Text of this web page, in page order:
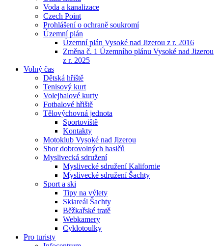
Voda a kanalizace
Czech Point
Prohlášení o ochraně soukromí
Územní plán
Územní plán Vysoké nad Jizerou z r. 2016
Změna č. 1 Územního plánu Vysoké nad Jizerou
z r. 2025
Volný čas
Dětská hřiště
Tenisový kurt
Volejbalové kurty
Fotbalové hřiště
Tělovýchovná jednota
Sportoviště
Kontakty
Motoklub Vysoké nad Jizerou
Sbor dobrovolných hasičů
Myslivecká sdružení
Myslivecké sdružení Kalifornie
Myslivecké sdružení Šachty
Sport a ski
Tipy na výlety
Skiareál Šachty
Běžkařské tratě
Webkamery
Cyklotoulky
Pro turisty